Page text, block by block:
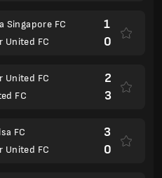
Singapore FC
United FC
1
0
United FC
FC
2
3
FC
United FC
3
0